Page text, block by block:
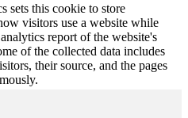
sets this cookie to store
visitors use a website while
report of the website's
of the collected data includes
their source, and the pages